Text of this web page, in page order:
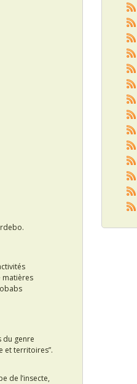
matières
du genre
et territoires”.
de l’insecte,